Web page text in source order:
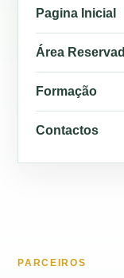
Pagina Inicial
Área
Formação
Contactos
PARCEIROS